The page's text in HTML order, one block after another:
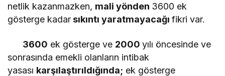
netlik kazanmazken, mali yönden 3600 ek
gösterge kadarsıkıntı yaratmayacağıfikri var.
3600 ek gösterge ve 2000yılı öncesinde ve
sonrasında emekli olanların intibak
yasası karşılaştırıldığında; ek gösterge